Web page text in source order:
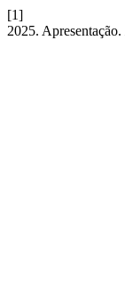
[1]
2025. Apresentação.